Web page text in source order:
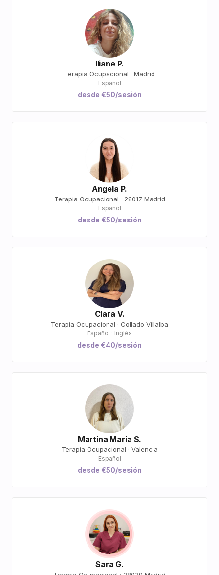
Iliane P.
Terapia Ocupacional · Madrid
Español
desde €50/sesión
Angela P.
Terapia Ocupacional · 28017 Madrid
Español
desde €50/sesión
Clara V.
Terapia Ocupacional · Collado Villalba
Español · Inglés
desde €40/sesión
Martina Maria S.
Terapia Ocupacional · Valencia
Español
desde €50/sesión
Sara G.